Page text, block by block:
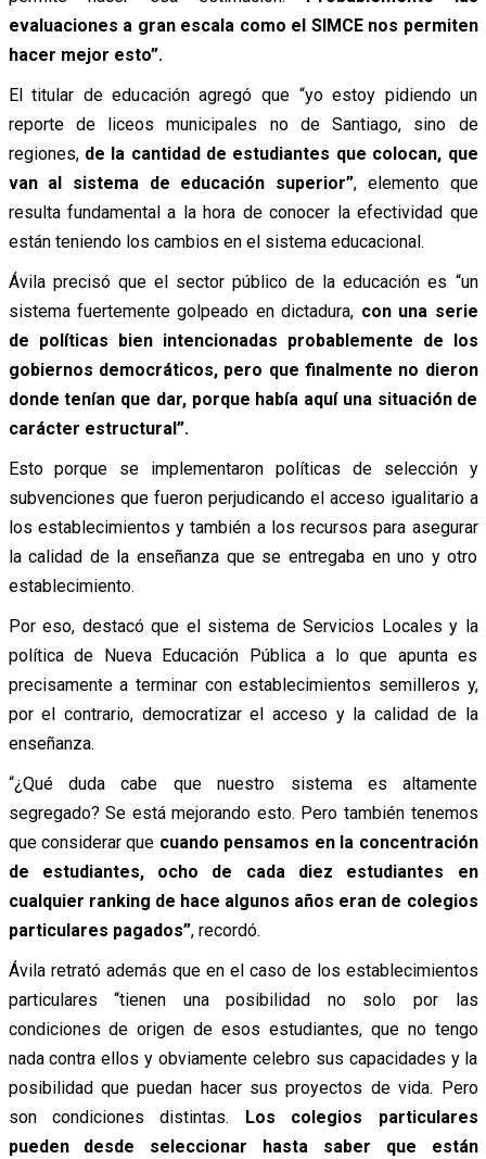
evaluaciones a gran escala como el SIMCE nos permiten
hacer mejor esto”.
El titular de educación agregó que “yo estoy pidiendo un
reporte de liceos municipales no de Santiago, sino de
regiones, de la cantidad de estudiantes que colocan, que
van al sistema de educación superior”, elemento que
resulta fundamental a la hora de conocer la efectividad que
están teniendo los cambios en el sistema educacional.
Ávila precisó que el sector público de la educación es “un
sistema fuertemente golpeado en dictadura, con una serie
de políticas bien intencionadas probablemente de los
gobiernos democráticos, pero que finalmente no dieron
donde tenían que dar, porque había aquí una situación de
carácter estructural”.
Esto porque se implementaron políticas de selección y
subvenciones que fueron perjudicando el acceso igualitario a
los establecimientos y también a los recursos para asegurar
la calidad de la enseñanza que se entregaba en uno y otro
establecimiento.
Por eso, destacó que el sistema de Servicios Locales y la
política de Nueva Educación Pública a lo que apunta es
precisamente a terminar con establecimientos semilleros y,
por el contrario, democratizar el acceso y la calidad de la
enseñanza.
“¿Qué duda cabe que nuestro sistema es altamente
segregado? Se está mejorando esto. Pero también tenemos
que considerar que cuando pensamos en la concentración
de estudiantes, ocho de cada diez estudiantes en
cualquier ranking de hace algunos años eran de colegios
particulares pagados”, recordó.
Ávila retrató además que en el caso de los establecimientos
particulares “tienen una posibilidad no solo por las
condiciones de origen de esos estudiantes, que no tengo
nada contra ellos y obviamente celebro sus capacidades y la
posibilidad que puedan hacer sus proyectos de vida. Pero
son condiciones distintas. Los colegios particulares
pueden desde seleccionar hasta saber que están